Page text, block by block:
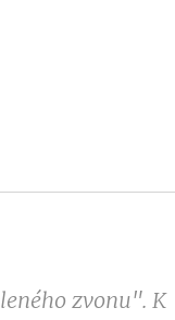
zvonu". K